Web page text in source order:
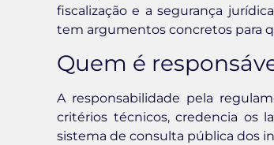
fiscalização e a segurança
tem argumentos concretos para
Quem é
A responsabilidade pela
critérios técnicos, credencia os
sistema de consulta pública dos